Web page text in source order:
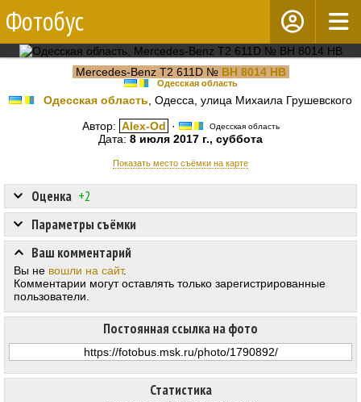
Фотобус
Mercedes-Benz T2 611D № BH 8014 HB
Одесская область
Одесская область , Одесса, улица Михаила Грушевского
Автор: Alex-Od · Одесская область
Дата: 8 июля 2017 г., суббота
Показать место съёмки на карте
Статистика
Оценка +2
Постоянная ссылка на фото
Параметры съёмки
Ваш комментарий
Вы не вошли на сайт.
Комментарии могут оставлять только зарегистрированные
пользователи.